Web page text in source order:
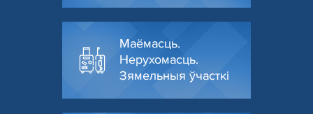
Маёмасць.
Нерухомасць.
Зямельныя ўчасткі